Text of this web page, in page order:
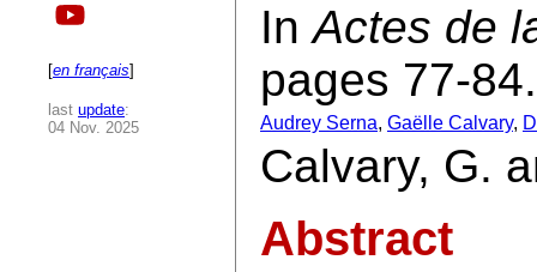
[en français]
last update:
04 Nov. 2025
InActes de
pages 77-
Audrey Serna, Gaëlle Calvary,
Calvary, G.
Abstract